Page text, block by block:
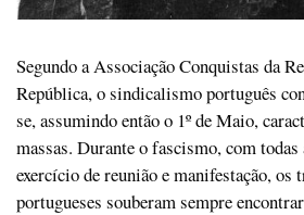
Segundo a Associação Conquistas da
República, o sindicalismo português
se, assumindo então o 1º de Maio,
massas. Durante o fascismo, com
exercício de reunião e manifestação, os
portugueses souberam sempre